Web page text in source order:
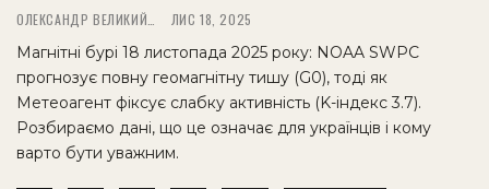
ЛИС 18, 2025
Магнітні бурі 18 листопада 2025 року: NOAA SWPC
прогнозує повну геомагнітну тишу (G0), тоді як
Метеоагент фіксує слабку активність (K-індекс 3.7).
Розбираємо дані, що це означає для українців і кому
варто бути уважним.